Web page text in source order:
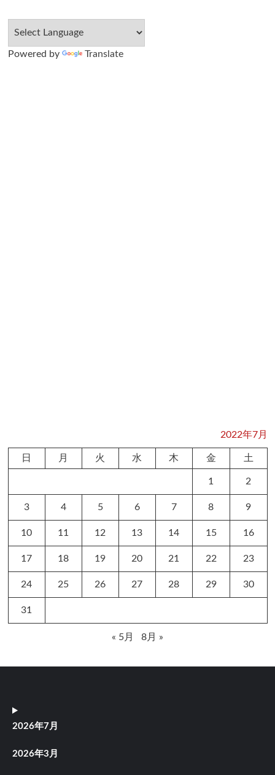
Powered by Translate
2022年7月
日 月 火 水 木 金 土
1 2
3 4 5 6 7 8 9
10 11 12 13 14 15 16
17 18 19 20 21 22 23
24 25 26 27 28 29 30
31
« 5月 8月 »
2026年7月
2026年3月